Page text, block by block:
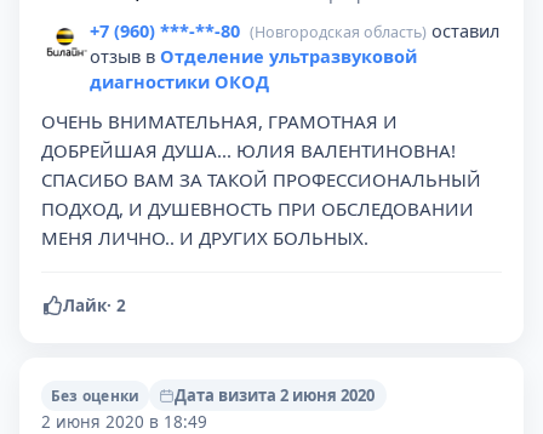
+7 (960) ***-**-80 (Новгородская область) оставил
отзыв в Отделение ультразвуковой
диагностики ОКОД
ОЧЕНЬ ВНИМАТЕЛЬНАЯ, ГРАМОТНАЯ И
ДОБРЕЙШАЯ ДУША... ЮЛИЯ ВАЛЕНТИНОВНА!
СПАСИБО ВАМ ЗА ТАКОЙ ПРОФЕССИОНАЛЬНЫЙ
ПОДХОД, И ДУШЕВНОСТЬ ПРИ ОБСЛЕДОВАНИИ
МЕНЯ ЛИЧНО.. И ДРУГИХ БОЛЬНЫХ.
Лайк· 2
Без оценки
Дата визита 2 июня 2020
2 июня 2020 в 18:49